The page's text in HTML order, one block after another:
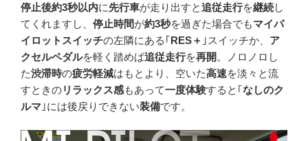
停止後約3秒以内に先行車が走り出すと追従走行を継続し
てくれますし、 停止時間が約3秒を過ぎた場合でもマイパ
イロットスイッチの左隣にある｢RES＋ ｣スイッチか、 ア
クセルペダルを軽く踏めば追従走行を再開 。ノロノロし
た渋滞時の疲労軽減はもとより、空いた高速を淡々と流
すときのリラックス感もあって一度体験すると｢なしのク
ルマ ｣には後戻りできない装備です。